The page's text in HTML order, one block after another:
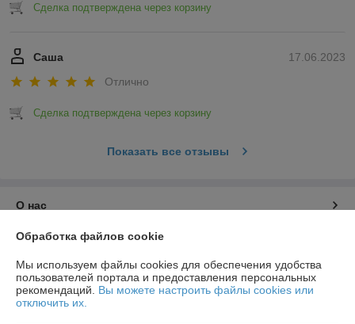
Сделка подтверждена через корзину
17.06.2023
Саша
Отлично
Сделка подтверждена через корзину
Показать все отзывы
О нас
Контакты
Доставка и оплата
Обработка файлов cookie
Мы используем файлы cookies для обеспечения удобства
пользователей портала и предоставления персональных
рекомендаций. Вы можете настроить файлы cookies или
отключить их.